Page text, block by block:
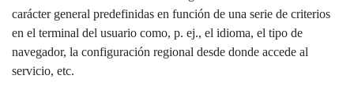
carácter general predefinidas en función de una serie de criterios
en el terminal del usuario como, p. ej., el idioma, el tipo de
navegador, la configuración regional desde donde accede al
servicio, etc.